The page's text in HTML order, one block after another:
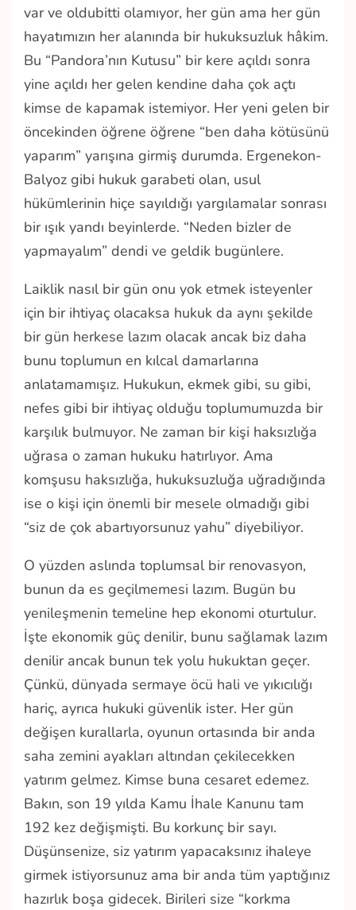
var ve oldubitti olamıyor, her gün ama her gün
hayatımızın her alanında bir hukuksuzluk hâkim.
Bu “Pandora’nın Kutusu” bir kere açıldı sonra
yine açıldı her gelen kendine daha çok açtı
kimse de kapamak istemiyor. Her yeni gelen bir
öncekinden öğrene öğrene “ben daha kötüsünü
yaparım” yarışına girmiş durumda. Ergenekon-
Balyoz gibi hukuk garabeti olan, usul
hükümlerinin hiçe sayıldığı yargılamalar sonrası
bir ışık yandı beyinlerde. “Neden bizler de
yapmayalım” dendi ve geldik bugünlere.
Laiklik nasıl bir gün onu yok etmek isteyenler
için bir ihtiyaç olacaksa hukuk da aynı şekilde
bir gün herkese lazım olacak ancak biz daha
bunu toplumun en kılcal damarlarına
anlatamamışız. Hukukun, ekmek gibi, su gibi,
nefes gibi bir ihtiyaç olduğu toplumumuzda bir
karşılık bulmuyor. Ne zaman bir kişi haksızlığa
uğrasa o zaman hukuku hatırlıyor. Ama
komşusu haksızlığa, hukuksuzluğa uğradığında
ise o kişi için önemli bir mesele olmadığı gibi
“siz de çok abartıyorsunuz yahu” diyebiliyor.
O yüzden aslında toplumsal bir renovasyon,
bunun da es geçilmemesi lazım. Bugün bu
yenileşmenin temeline hep ekonomi oturtulur.
İşte ekonomik güç denilir, bunu sağlamak lazım
denilir ancak bunun tek yolu hukuktan geçer.
Çünkü, dünyada sermaye öcü hali ve yıkıcılığı
hariç, ayrıca hukuki güvenlik ister. Her gün
değişen kurallarla, oyunun ortasında bir anda
saha zemini ayakları altından çekilecekken
yatırım gelmez. Kimse buna cesaret edemez.
Bakın, son 19 yılda Kamu İhale Kanunu tam
192 kez değişmişti. Bu korkunç bir sayı.
Düşünsenize, siz yatırım yapacaksınız ihaleye
girmek istiyorsunuz ama bir anda tüm yaptığınız
hazırlık boşa gidecek. Birileri size “korkma